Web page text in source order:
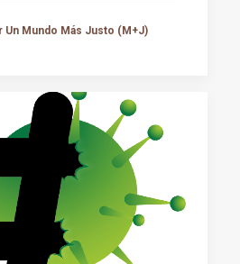
Un Mundo Más Justo (M+J)